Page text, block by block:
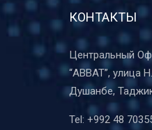
КОНТАКТЫ
Центральный
“ABBAT”, улица
Душанбе,
Tel: +992 48